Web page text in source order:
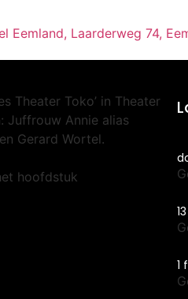
Eemland, Laarderweg 74,
Theater Toko’ in Theater
Juffrouw Annie alias
Gerard Wortel.
hoofdstuk
1